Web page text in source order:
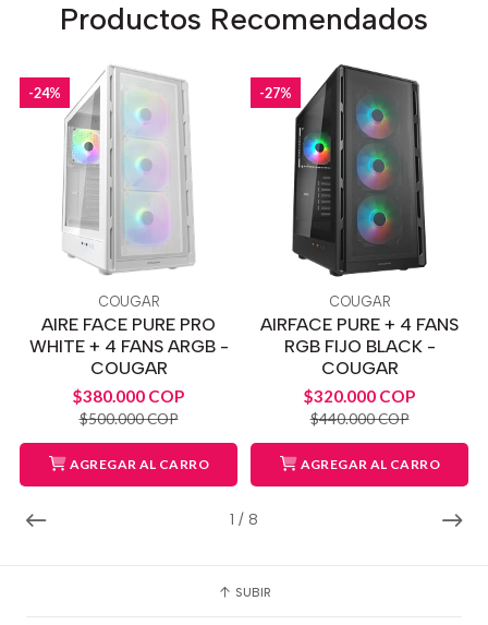
Productos Recomendados
1 / 8
-24%
COUGAR
AIRE FACE PURE PRO
WHITE + 4 FANS ARGB -
COUGAR
$380.000 COP
$500.000 COP
AGREGAR AL CARRO
-27%
COUGAR
AIRFACE PURE + 4 FANS
RGB FIJO BLACK -
COUGAR
$320.000 COP
$440.000 COP
AGREGAR AL CARRO
SUBIR